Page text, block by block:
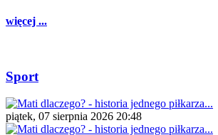
więcej ...
Sport
piątek, 07 sierpnia 2026 20:48